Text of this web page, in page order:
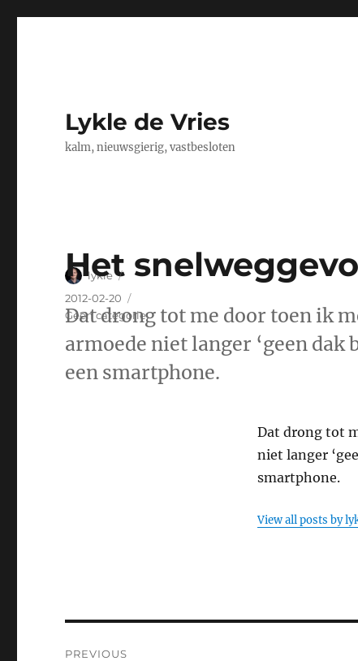
Lykle de Vries
kalm, nieuwsgierig, vastbesloten
Het
Dat drong tot me door toen ik
armoede niet langer ‘geen dak
een smartphone.
Dat drong tot
niet langer
smartphone.
View all posts by
Author
lykle
Posted
on
2012-02-20
Categories
Geen categorie
PREVIOUS